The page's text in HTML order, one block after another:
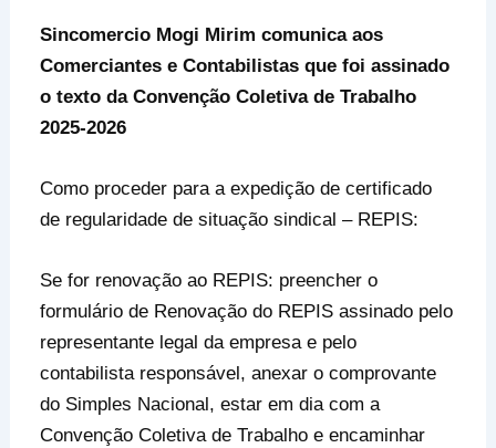
Sincomercio Mogi Mirim comunica aos
Comerciantes e Contabilistas que foi assinado
o texto da Convenção Coletiva de Trabalho
2025-2026
Como proceder para a expedição de certificado
de regularidade de situação sindical – REPIS:
Se for renovação ao REPIS: preencher o
formulário de Renovação do REPIS assinado pelo
representante legal da empresa e pelo
contabilista responsável, anexar o comprovante
do Simples Nacional, estar em dia com a
Convenção Coletiva de Trabalho e encaminhar